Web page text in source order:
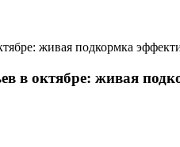
живая подкормка
в октябре: живая